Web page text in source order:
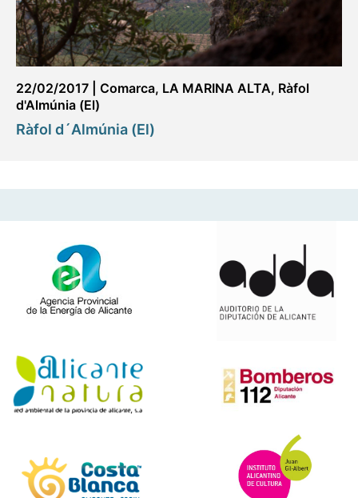
22/02/2017 Comarca, LA MARINA ALTA, Ràfol
d'Almúnia (El)
Ràfol d´Almúnia (El)